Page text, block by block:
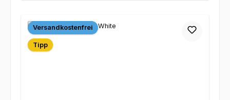
Versandkostenfrei
Tipp